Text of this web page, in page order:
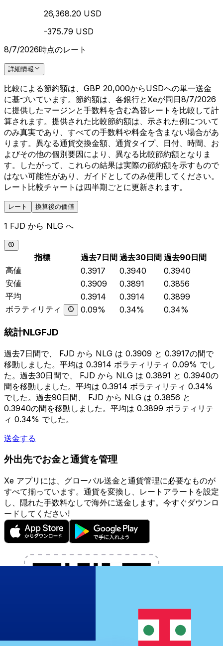
26,368.20 USD
-375.79 USD
8/7/2026時点のレート
詳細情報
比較による節約額は、GBP 20,000からUSDへの単一送金
に基づいています。節約額は、各銀行とXeが同日8/7/2026
に提供したマージンと手数料を含む為替レートを比較して計
算されます。提供された比較節約額は、示された例について
のみ真実であり、すべての手数料や料金を含まない場合があ
ります。異なる通貨交換金額、通貨タイプ、日付、時間、お
よびその他の個別要因により、異なる比較節約額となりま
す。したがって、これらの結果は実際の節約額を示すもので
はない可能性があり、ガイドとしてのみ使用してください。
レート比較チャートは四半期ごとに更新されます。
レート 換算後の価値
1 FJD から NLG へ
指標 過去7日間 過去30日間 過去90日間
高値
0.3917 0.3940
0.3940
安値
0.3909 0.3891
0.3856
平均
0.3914 0.3914
0.3899
ボラティリティ
0.09% 0.34% 0.34%
統計NLGFJD
過去7日間で、 FJD から NLG は 0.3909 と 0.3917の間で
移動しました。平均は 0.3914 ボラティリティ 0.09% でし
た。過去30日間で、 FJD から NLG は 0.3891 と 0.3940の
間を移動しました。平均は 0.3914 ボラティリティ 0.34%
でした。過去90日間、 FJD から NLG は 0.3856 と
0.3940の間を移動しました。平均は 0.3899 ボラティリテ
ィ 0.34% でした。
送金する
外出先でお金と通貨を管理
Xe アプリには、グローバル送金と通貨管理に必要なものが
すべて揃っています。通貨を変換し、レートアラートを設定
し、隠れた手数料なしで海外に送金します。今すぐダウンロ
ードしてください!